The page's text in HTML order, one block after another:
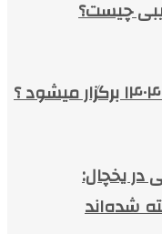
چیست؟
در یخچال:
شده‌اند